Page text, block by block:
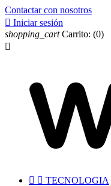
Contactar con nosotros
 Iniciar sesión
shopping_cart Carrito: (0)

  TECNOLOGIA